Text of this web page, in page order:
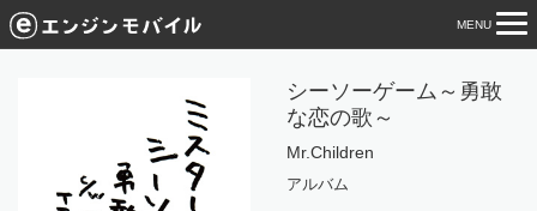
MENU
シーソーゲーム～勇敢
な恋の歌～
Mr.Children
アルバム